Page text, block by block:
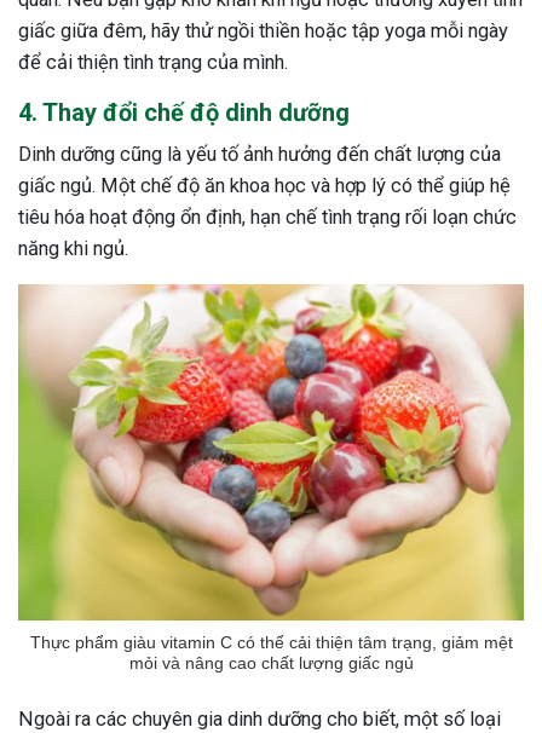
giấc giữa đêm, hãy thử ngồi thiền hoặc tập yoga mỗi ngày
để cải thiện tình trạng của mình.
4. Thay đổi chế độ dinh dưỡng
Dinh dưỡng cũng là yếu tố ảnh hưởng đến chất lượng của
giấc ngủ. Một chế độ ăn khoa học và hợp lý có thể giúp hệ
tiêu hóa hoạt động ổn định, hạn chế tình trạng rối loạn chức
năng khi ngủ.
Thực phẩm giàu vitamin C có thể cải thiện tâm trạng, giảm mệt
mỏi và nâng cao chất lượng giấc ngủ
Ngoài ra các chuyên gia dinh dưỡng cho biết, một số loại